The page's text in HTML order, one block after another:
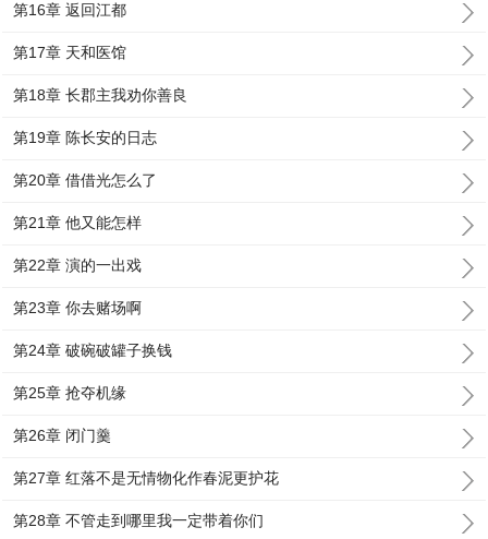
第16章 返回江都
第17章 天和医馆
第18章 长郡主我劝你善良
第19章 陈长安的日志
第20章 借借光怎么了
第21章 他又能怎样
第22章 演的一出戏
第23章 你去赌场啊
第24章 破碗破罐子换钱
第25章 抢夺机缘
第26章 闭门羹
第27章 红落不是无情物化作春泥更护花
第28章 不管走到哪里我一定带着你们